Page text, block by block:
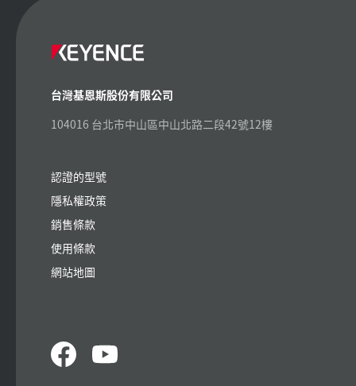
台灣基恩斯股份有限公司
104016 台北市中山區中山北路二段42號12樓
認證的型號
隱私權政策
銷售條款
使用條款
網站地圖